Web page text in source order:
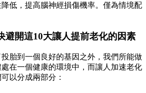
低，提高腦神經損傷機率。僅為情境配
避開這10大讓人提前老化的因素
胎到一個良好的基因之外，我們所能做
在一個健康的環境中，而讓人加速老化
以分成兩部分：